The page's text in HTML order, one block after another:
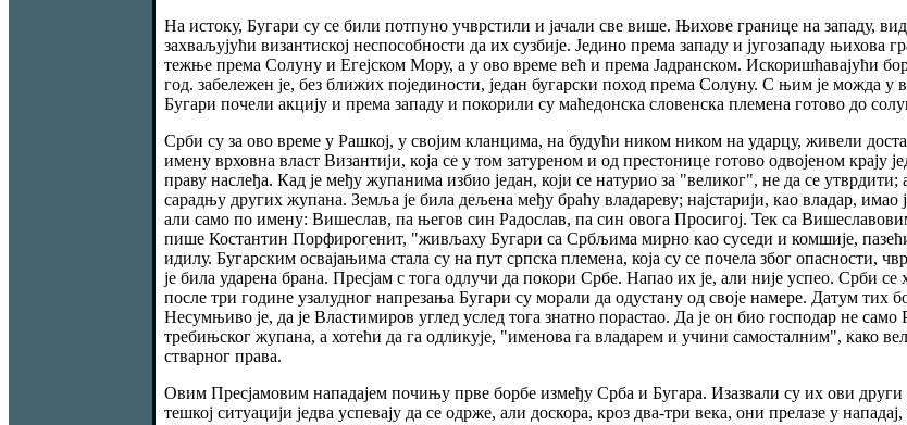
На истоку, Бугари су се били потпуно учврстили и јачали све више. Њихове границе на западу,
захваљујући византиској неспособности да их сузбије. Једино према западу и југозападу
тежње према Солуну и Егејском Мору, а у ово време већ и према Јадранском. Искоришћавајући
год. забележен је, без ближих појединости, један бугарски поход према Солуну. С њим је можда у
Бугари почели акцију и према западу и покорили су маћедонска словенска племена готово до
Срби су за ово време у Рашкој, у својим кланцима, на будући ником ником на ударцу, живели доста
имену врховна власт Византији, која се у том затуреном и од престонице готово одвојеном
праву наслеђа. Кад је међу жупанима избио један, који се натурио за "великог", не да се
сарадњу других жупана. Земља је била дељена међу браћу владареву; најстарији, као владар,
али само по имену: Вишеслав, па његов син Радослав, па син овога Просигој. Тек са
пише Костантин Порфирогенит, "живљаху Бугари са Србљима мирно као суседи и комшије,
идилу. Бугарским освајањима стала су на пут српска племена, која су се почела због
је била ударена брана. Пресјам с тога одлучи да покори Србе. Напао их је, али није успео. Срби
после три године узалудног напрезања Бугари су морали да одустану од своје намере. Датум тих
Несумњиво је, да је Властимиров углед услед тога знатно порастао. Да је он био господар не
требињског жупана, а хотећи да га одликује, "именова га владарем и учини самосталним", како
стварног права.
Овим Пресјамовим нападајем почињу прве борбе између Срба и Бугара. Изазвали су их ови други
тешкој ситуацији једва успевају да се одрже, али доскора, кроз два-три века, они прелазе у